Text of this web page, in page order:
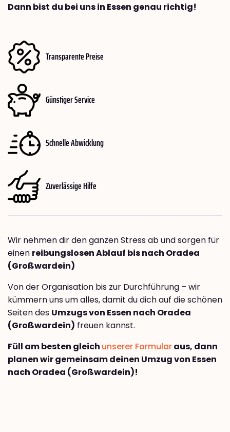
Dann bist du bei uns in Essen genau richtig!
Transparente Preise
Günstiger Service
Schnelle Abwicklung
Zuverlässige Hilfe
Wir nehmen dir den ganzen Stress ab und sorgen für
einen reibungslosen Ablauf bis nach Oradea
(Großwardein)
Von der Organisation bis zur Durchführung – wir
kümmern uns um alles, damit du dich auf die schönen
Seiten des Umzugs von Essen nach Oradea
(Großwardein) freuen kannst.
Füll am besten gleich unserer Formularaus, dann
planen wir gemeinsam deinen Umzug von Essen
nach Oradea (Großwardein)!